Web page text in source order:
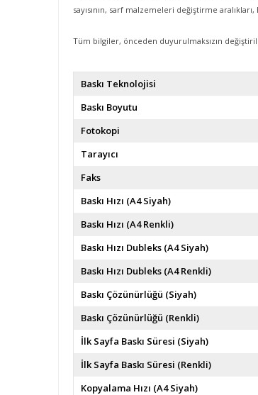
sayısının, sarf malzemeleri değiştirme
Tüm bilgiler, önceden duyurulmaksızın
Baskı Teknolojisi
Baskı Boyutu
Fotokopi
Tarayıcı
Faks
Baskı Hızı (A4 Siyah)
Baskı Hızı (A4 Renkli)
Baskı Hızı Dubleks (A4 Siyah)
Baskı Hızı Dubleks (A4 Renkli)
Baskı Çözünürlüğü (Siyah)
Baskı Çözünürlüğü (Renkli)
İlk Sayfa Baskı Süresi (Siyah)
İlk Sayfa Baskı Süresi (Renkli)
Kopyalama Hızı (A4 Siyah)